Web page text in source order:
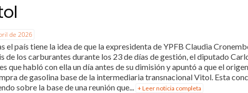
de 2026
el país tiene la idea de que la expresidenta de YPFB Claudia
de los carburantes durante los 23 de días de gestión, el diputado
que habló con ella un día antes de su dimisión y apuntó a que el
de gasolina base de la intermediaria transnacional Vitol. Esta
sobre la base de una reunión que... + Leer noticia completa